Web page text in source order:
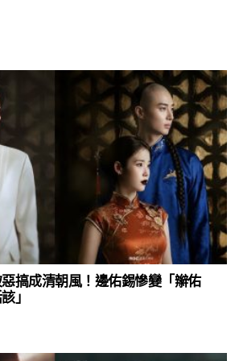
惡搞成清朝風！邊佑錫慘變「辮佑
」